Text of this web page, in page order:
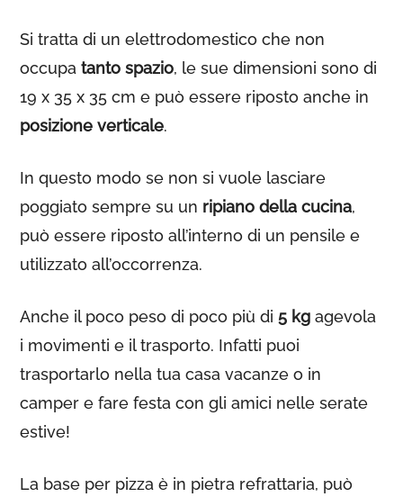
Si tratta di un elettrodomestico che non
occupatanto spazio, le sue dimensioni sono di
19 x 35 x 35 cm e può essere riposto anche in
posizione verticale.
In questo modo se non si vuole lasciare
poggiato sempre su un ripiano della cucina,
può essere riposto all’interno di un pensile e
utilizzato all’occorrenza.
Anche il poco peso di poco più di 5 kg agevola
i movimenti e il trasporto. Infatti puoi
trasportarlo nella tua casa vacanze o in
camper e fare festa con gli amici nelle serate
estive!
La base per pizza è in pietra refrattaria, può